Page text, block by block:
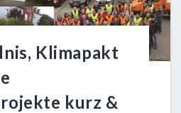
Klimapakt
kurz &